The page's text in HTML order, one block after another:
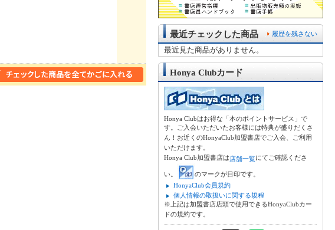
履歴を残さない
最近チェックした商品
最近見た商品がありません。
Honya Clubカード
Honya Clubはお得な「本のポイントサービス」で
す。ご入会いただいたお客様には特典が盛りだくさ
ん！お近くのHonyaClub加盟書店でご入会、ご利用
いただけます。
Honya Club加盟書店は店舗一覧にてご確認くださ
い。
のマークが目印です。
HonyaClub会員規約
個人情報の取扱いに関する規程
※上記は加盟書店店頭で使用できるHonyaClubカー
ドの規約です。